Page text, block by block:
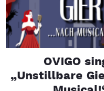
OVIGO
„Unstillbare